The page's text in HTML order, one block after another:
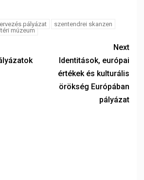
pályázat
szentendrei skanzen
múzeum
Next
Identitások, európai
értékek és kulturális
örökség Európában
pályázat